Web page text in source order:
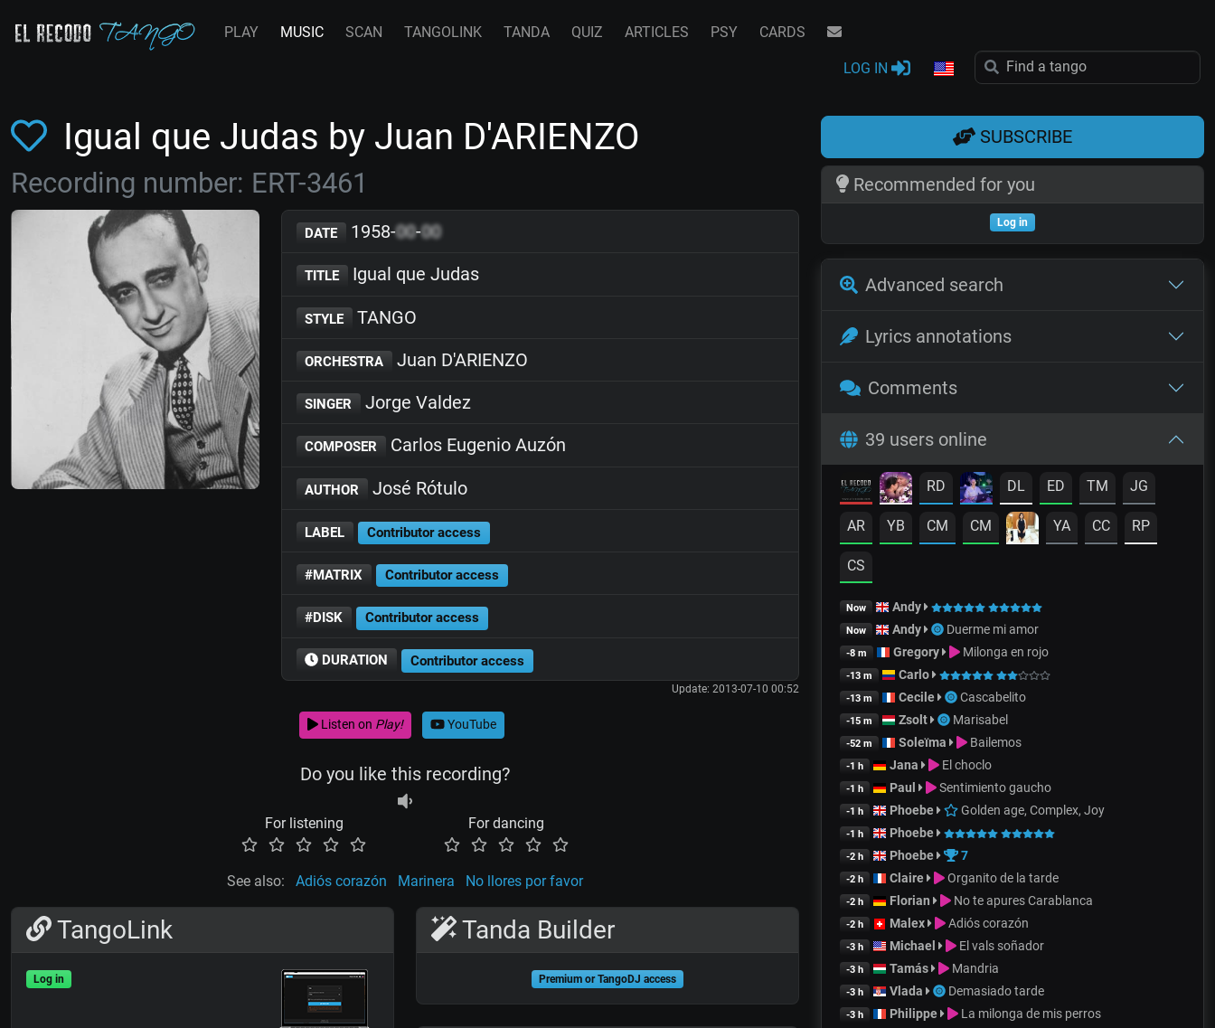
PLAY MUSIC SCAN TANGOLINK TANDA QUIZ ARTICLES PSY CARDS
LOG IN
Igual que Judas by Juan D'ARIENZO
Recording number: ERT-3461
DATE 1958-00-00
TITLE Igual que Judas
STYLE TANGO
ORCHESTRA Juan D'ARIENZO
SINGER Jorge Valdez
COMPOSER Carlos Eugenio Auzón
AUTHOR José Rótulo
LABEL Contributor access
#MATRIX Contributor access
#DISK Contributor access
DURATION Contributor access
Update: 2013-07-10 00:52
Listen on Play! YouTube
Do you like this recording?
For listening For dancing
See also: Adiós corazón Marinera No llores por favor
TangoLink
Log in
Tanda Builder
Premium or TangoDJ access
SUBSCRIBE
Recommended for you
Log in
Advanced search
Lyrics annotations
Comments
39 users online
RD DL ED TM JG
AR YB CM CM YA CC RP
CS
Now Andy
Now Andy Duerme mi amor
-8 m Gregory Milonga en rojo
-13 m Carlo
-13 m Cecile Cascabelito
-15 m Zsolt Marisabel
-52 m Soleïma Bailemos
-1 h Jana El choclo
-1 h Paul Sentimiento gaucho
-1 h Phoebe Golden age, Complex, Joy
-1 h Phoebe
-2 h Phoebe 7
-2 h Claire Organito de la tarde
-2 h Florian No te apures Carablanca
-2 h Malex Adiós corazón
-3 h Michael El vals soñador
-3 h Tamás Mandria
-3 h Vlada Demasiado tarde
-3 h Philippe La milonga de mis perros